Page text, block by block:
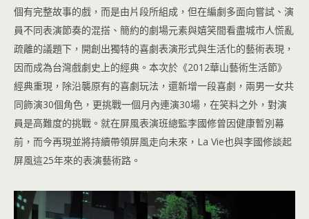
個有完整故事的戲，而是由片段所組成，但在編劇多面向嘗試、演
員不同表演節奏的混搭、簡約的劇場元素與嬉笑間看盡城市人慌亂
疏離的議題下，開創出獨特的喜劇表演形式與生活化的藝術表現，
因而成為台灣戲劇史上的經典。本次於《2012華山藝術生活節》
經典重現，除沿襲原有的喜劇玩法，還新增一段喜劇，兩男一女共
同飾演30個角色，更挑戰一個月內連演30場，在笑料之外，對演
員是高難度的挑戰。就在屏風表演班總監李國修曾因健康暫別幕
前，而今再現並將持續帶領屏風走向未來，La Vie也與李國修談起
屏風這25年來的表演藝術路。